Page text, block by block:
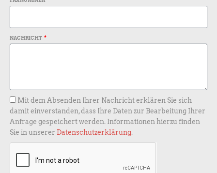
NACHRICHT
Mit dem Absenden Ihrer Nachricht erklären Sie sich
damit einverstanden, dass Ihre Daten zur Bearbeitung Ihrer
Anfrage gespeichert werden. Informationen hierzu finden
Sie in unserer Datenschutzerklärung.